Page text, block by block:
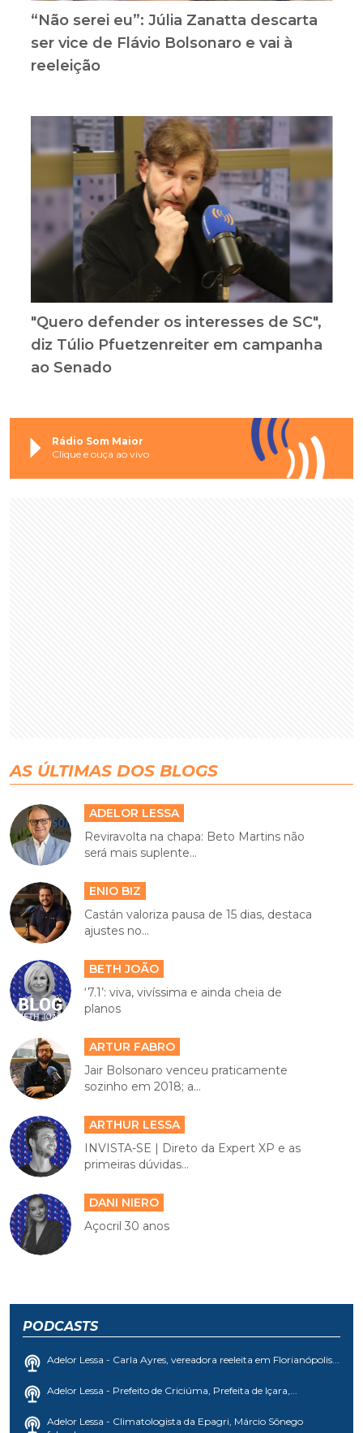
“Não serei eu”: Júlia Zanatta descarta
ser vice de Flávio Bolsonaro e vai à
reeleição
"Quero defender os interesses de SC",
diz Túlio Pfuetzenreiter em campanha
ao Senado
Rádio Som Maior
Clique e ouça ao vivo
AS ÚLTIMAS DOS BLOGS
ADELOR LESSA
Reviravolta na chapa: Beto Martins não
será mais suplente...
ENIO BIZ
Castán valoriza pausa de 15 dias, destaca
ajustes no...
BETH JOÃO
‘7.1’: viva, vivíssima e ainda cheia de
planos
ARTUR FABRO
Jair Bolsonaro venceu praticamente
sozinho em 2018; a...
ARTHUR LESSA
INVISTA-SE | Direto da Expert XP e as
primeiras dúvidas...
DANI NIERO
Açocril 30 anos
PODCASTS
Adelor Lessa - Carla Ayres, vereadora reeleita em Florianópolis...
Adelor Lessa - Prefeito de Criciúma, Prefeita de Içara,...
Adelor Lessa - Climatologista da Epagri, Márcio Sônego